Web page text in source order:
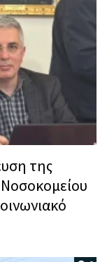
της